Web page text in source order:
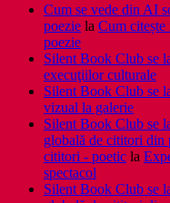
Cum se vede din AI
poezie la Cum
poezie
Silent Book Club se
execuţiilor culturale
Silent Book Club se
vizual la galerie
Silent Book Club se
globală de cititori din
cititori - poetic la
spectacol
Silent Book Club se